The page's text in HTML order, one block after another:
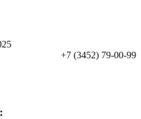
+7 (3452) 79-00-99